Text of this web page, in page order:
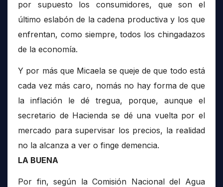
por supuesto los consumidores, que son el
último eslabón de la cadena productiva y los que
enfrentan, como siempre, todos los chingadazos
de la economía.
Y por más que Micaela se queje de que todo está
cada vez más caro, nomás no hay forma de que
la inflación le dé tregua, porque, aunque el
secretario de Hacienda se dé una vuelta por el
mercado para supervisar los precios, la realidad
no la alcanza a ver o finge demencia.
LA BUENA
Por fin, según la Comisión Nacional del Agua